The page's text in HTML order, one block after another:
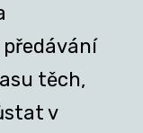
předávání
těch,
v